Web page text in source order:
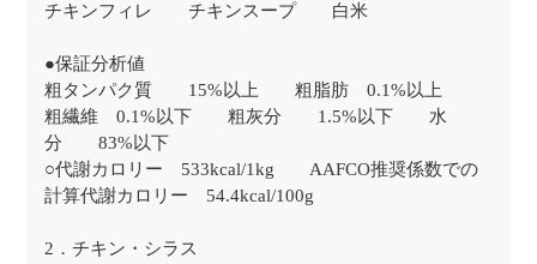
チキンフィレ チキンスープ 白米
●保証分析値
粗タンパク質 15%以上 粗脂肪 0.1%以上
粗繊維 0.1%以下 粗灰分 1.5%以下 水
分 83%以下
○代謝カロリー 533kcal/1kg AAFCO推奨係数での
計算代謝カロリー 54.4kcal/100g
2．チキン・シラス